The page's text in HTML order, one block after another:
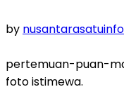
by nusantarasatuinfo
pertemuan-puan-
foto istimewa.